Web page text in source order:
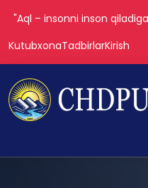
"Aql – insonni inson
KutubxonaTadbirlarKirish